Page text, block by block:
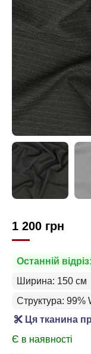
1 200 грн
Останній
Ширина: 150 см
Структура: 99%
Ця тканина
Є в наявності